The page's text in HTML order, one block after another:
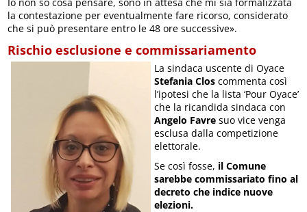
la contestazione per eventualmente fare ricorso, considerato
che si può presentare entro le 48 ore successive».
Rischio esclusione e commissariamento
La sindaca uscente di Oyace
Stefania Clos commenta così
l’ipotesi che la lista ‘Pour Oyace’
che la ricandida sindaca con
Angelo Favre suo vice venga
esclusa dalla competizione
elettorale.
Se così fosse, il Comune
sarebbe commissariato fino al
decreto che indice nuove
elezioni.